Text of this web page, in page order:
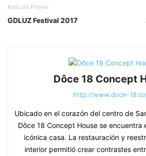
Artículo Previo
GDLUZ Festival 2017
Dôce 18 Concept
http://www.doce-
Ubicado en el corazón del centro de
Dôce 18 Concept House se encuentra
icónica casa. La restauración y
interior permitió crear contrastes